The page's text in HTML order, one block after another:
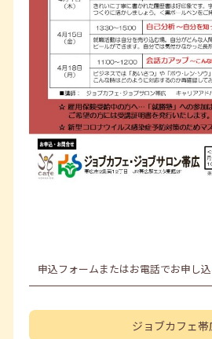
申込フォームまたはお電話でお申し
ジョブカフェ帯